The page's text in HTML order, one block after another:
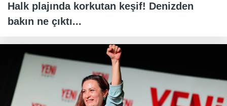
Halk plajında korkutan keşif! Denizden
bakın ne çıktı...